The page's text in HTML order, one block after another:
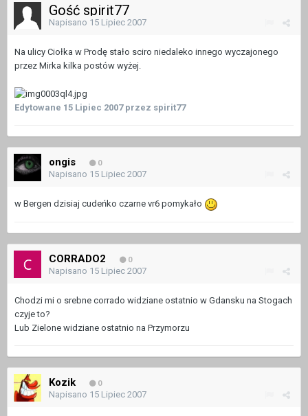
Gość spirit77
Napisano 15 Lipiec 2007
Na ulicy Ciołka w Prodę stało sciro niedaleko innego wyczajonego
przez Mirka kilka postów wyżej.
Edytowane 15 Lipiec 2007przez spirit77
ongis 0
Napisano 15 Lipiec 2007
w Bergen dzisiaj cudeńko czarne vr6 pomykało
CORRADO2 0
Napisano 15 Lipiec 2007
Chodzi mi o srebne corrado widziane ostatnio w Gdansku na Stogach
czyje to?
Lub Zielone widziane ostatnio na Przymorzu
Kozik 0
Napisano 15 Lipiec 2007